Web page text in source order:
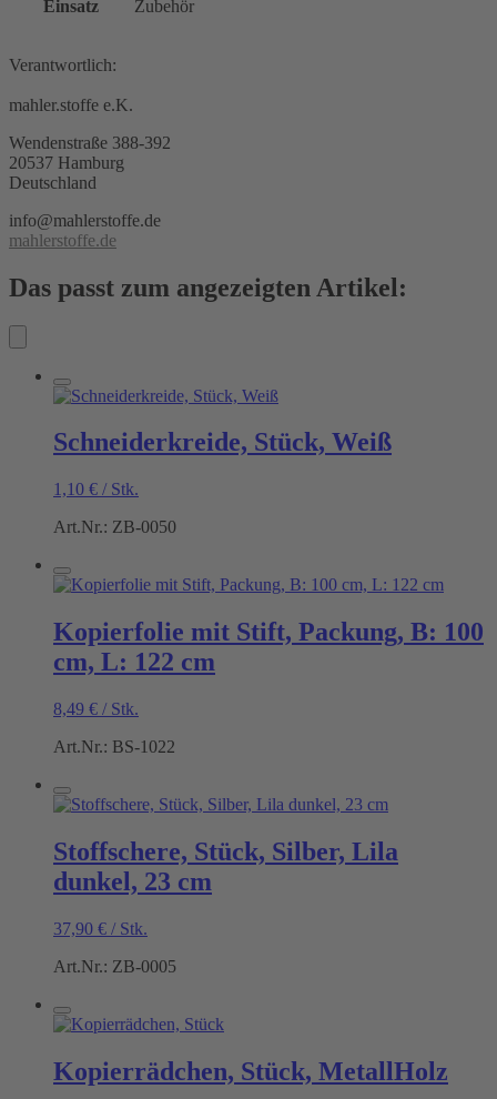
Einsatz Zubehör
Verantwortlich:
mahler.stoffe e.K.
Wendenstraße 388-392
20537 Hamburg
Deutschland
info@mahlerstoffe.de
mahlerstoffe.de
Das passt zum angezeigten Artikel:
Schneiderkreide, Stück, Weiß
1,10 € / Stk.
Art.Nr.: ZB-0050
Kopierfolie mit Stift, Packung, B: 100
cm, L: 122 cm
8,49 € / Stk.
Art.Nr.: BS-1022
Stoffschere, Stück, Silber, Lila
dunkel, 23 cm
37,90 € / Stk.
Art.Nr.: ZB-0005
Kopierrädchen, Stück, MetallHolz